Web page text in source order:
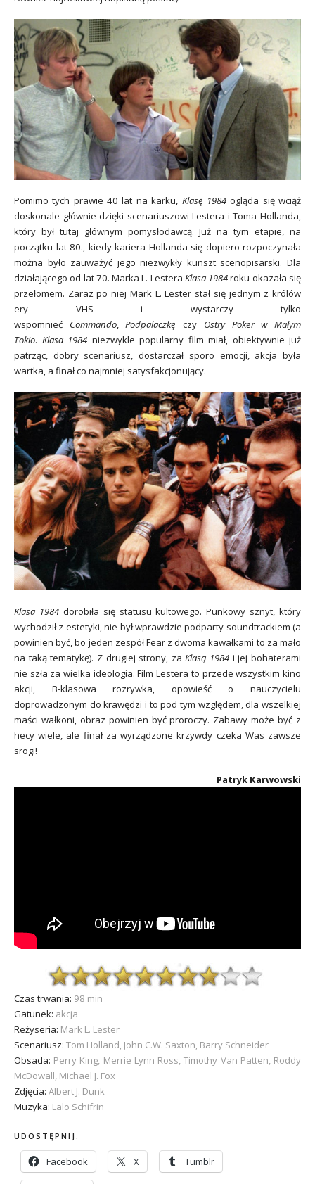
Pomimo tych prawie 40 lat na karku, Klasę 1984ogląda się wciąż
doskonale głównie dzięki scenariuszowi Lestera i Toma Hollanda,
który był tutaj głównym pomysłodawcą. Już na tym etapie, na
początku lat 80., kiedy kariera Hollanda się dopiero rozpoczynała
można było zauważyć jego niezwykły kunszt scenopisarski. Dla
działającego od lat 70. Marka L. Lestera Klasa 1984roku okazała się
przełomem. Zaraz po niej Mark L. Lester stał się jednym z królów
ery VHS i wystarczy tylko
wspomnieć Commando,Podpalaczkę czy Ostry Poker w Małym
Tokio. Klasa 1984 niezwykle popularny film miał, obiektywnie już
patrząc, dobry scenariusz, dostarczał sporo emocji, akcja była
wartka, a finał co najmniej satysfakcjonujący.
Klasa 1984dorobiła się statusu kultowego. Punkowy sznyt, który
wychodził z estetyki, nie był wprawdzie podparty soundtrackiem (a
powinien być, bo jeden zespół Fear z dwoma kawałkami to za mało
na taką tematykę). Z drugiej strony, zaKlasą 1984 i jej bohaterami
nie szła za wielka ideologia. Film Lestera to przede wszystkim kino
akcji, B-klasowa rozrywka, opowieść o nauczycielu
doprowadzonym do krawędzi i to pod tym względem, dla wszelkiej
maści wałkoni, obraz powinien być proroczy. Zabawy może być z
hecy wiele, ale finał za wyrządzone krzywdy czeka Was zawsze
srogi!
Patryk Karwowski
Czas trwania: 98 min
Gatunek: akcja
Reżyseria: Mark L. Lester
Scenariusz: Tom Holland, John C.W. Saxton, Barry Schneider
Obsada: Perry King, Merrie Lynn Ross, Timothy Van Patten, Roddy
McDowall, Michael J. Fox
Zdjęcia: Albert J. Dunk
Muzyka: Lalo Schifrin
UDOSTĘPNIJ:
Facebook X Tumblr